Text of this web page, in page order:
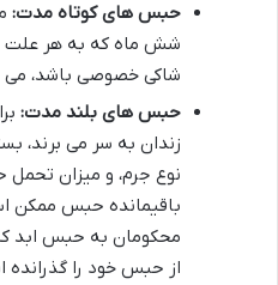
حبس های کوتاه مدت:
شش ماه که به هر علت
شاکی خصوصی باشد، می
حبس های بلند مدت:
زندان به سر می برند،
نوع جرم، و میزان
باقیمانده حبس ممکن
محکومان به حبس ابد
از حبس خود را